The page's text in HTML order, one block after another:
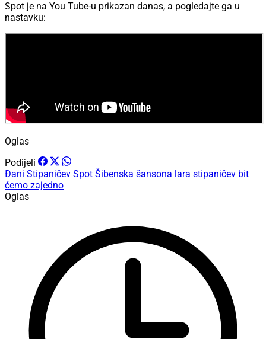
Spot je na You Tube-u prikazan danas, a pogledajte ga u
nastavku:
Oglas
Podijeli
Đani Stipaničev Spot Šibenska šansona lara stipaničev bit
ćemo zajedno
Oglas